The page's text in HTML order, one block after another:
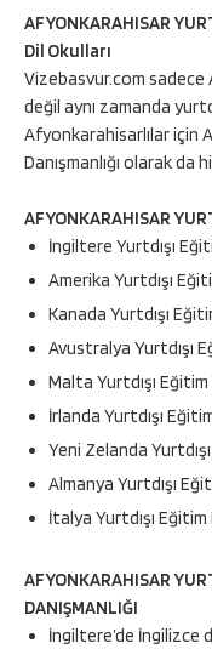
AFYONKARAHISAR
Dil Okulları
Vizebasvur.com sadece
değil aynı zamanda
Afyonkarahisarlılar için
Danışmanlığı olarak da
AFYONKARAHISAR
İngiltere Yurtdışı
Amerika Yurtdışı
Kanada Yurtdışı
Avustralya Yurtdışı
Malta Yurtdışı Eğitim
İrlanda Yurtdışı
Yeni Zelanda
Almanya Yurtdışı
İtalya Yurtdışı Eğitim
AFYONKARAHISAR
DANIŞMANLIĞI
İngiltere’de İngilizce